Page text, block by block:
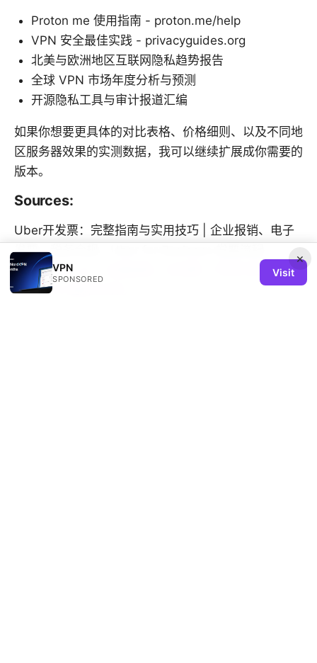
Proton me 使用指南 - proton.me/help
VPN 安全最佳实践 - privacyguides.org
北美与欧洲地区互联网隐私趋势报告
全球 VPN 市场年度分析与预测
开源隐私工具与审计报道汇编
如果你想要更具体的对比表格、价格细则、以及不同地
区服务器效果的实测数据，我可以继续扩展成你需要的
版本。
Sources:
Uber开发票：完整指南与实用技巧 | 企业报销、电子
发票、税务合规、Uber for Business 发票流程
Proton vpn pc：全面指南，含设置、评测与实用技
巧，VPN 选购与对比
×
VPN
SPONSORED
Visit